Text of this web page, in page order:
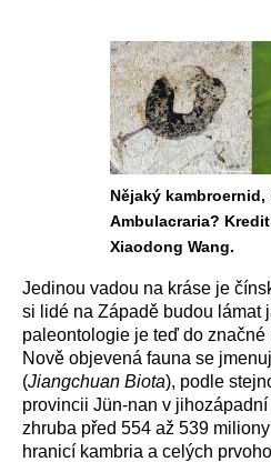
Nějaký kambroernid,
Ambulacraria?
Xiaodong Wang.
Jedinou vadou na kráse je
si lidé na Západě budou lámat
paleontologie je teď do
Nově objevená fauna se
(Jiangchuan Biota), podle
provincii Jün-nan v
zhruba před 554 až 539
hranicí kambria a celých